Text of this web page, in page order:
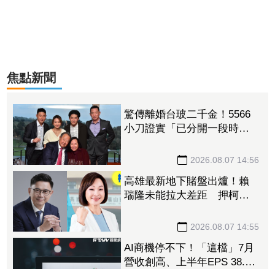
焦點新聞
驚傳離婚台玻二千金！5566
小刀證實「已分開一段時
2026.08.07 14:56
高雄最新地下賭盤出爐！賴
瑞隆未能拉大差距 押柯志
2026.08.07 14:55
AI商機停不下！「這檔」7月
營收創高、上半年EPS 38.24